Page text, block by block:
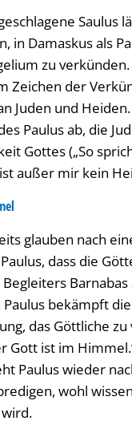
Saulus
in Damaskus als
zu
Zeichen der
Juden und
Paulus ab, die
Gottes („So
außer mir kein
glauben nach
dass die
bekämpft
das Göttliche
Gott ist im
Paulus wieder
wohl